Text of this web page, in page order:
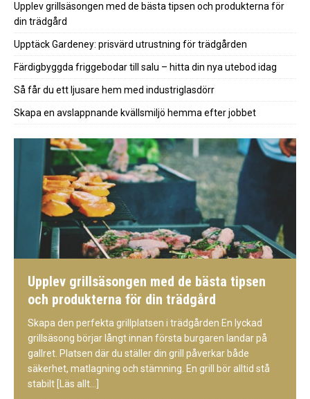
Upplev grillsäsongen med de bästa tipsen och produkterna för
din trädgård
Upptäck Gardeney: prisvärd utrustning för trädgården
Färdigbyggda friggebodar till salu – hitta din nya utebod idag
Så får du ett ljusare hem med industriglasdörr
Skapa en avslappnande kvällsmiljö hemma efter jobbet
Upplev grillsäsongen med de bästa tipsen
och produkterna för din trädgård
Skapa den perfekta grillplatsen i trädgården En lyckad
grillsäsong börjar långt innan första burgaren landar på
gallret. Platsen där du ställer din grill påverkar både
säkerhet, matlagning och stämning. En grill bör alltid stå
stabilt
[Läs allt...]